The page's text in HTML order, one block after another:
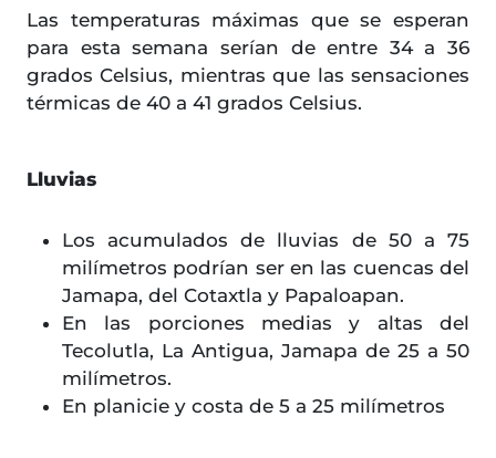
Las temperaturas máximas que se esperan
para esta semana serían de entre 34 a 36
grados Celsius, mientras que las sensaciones
térmicas de 40 a 41 grados Celsius.
Lluvias
Los acumulados de lluvias de 50 a 75
milímetros podrían ser en las cuencas del
Jamapa, del Cotaxtla y Papaloapan.
En las porciones medias y altas del
Tecolutla, La Antigua, Jamapa de 25 a 50
milímetros.
En planicie y costa de 5 a 25 milímetros